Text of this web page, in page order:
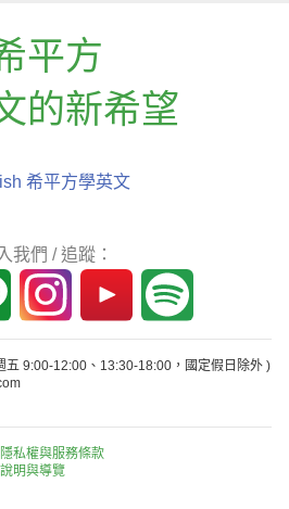
平方
的新希望
希平方學英文
我們 / 追蹤：
五 9:00-12:00、13:30-18:00，國定假日除外 )
隱私權與服務條款
說明與導覽